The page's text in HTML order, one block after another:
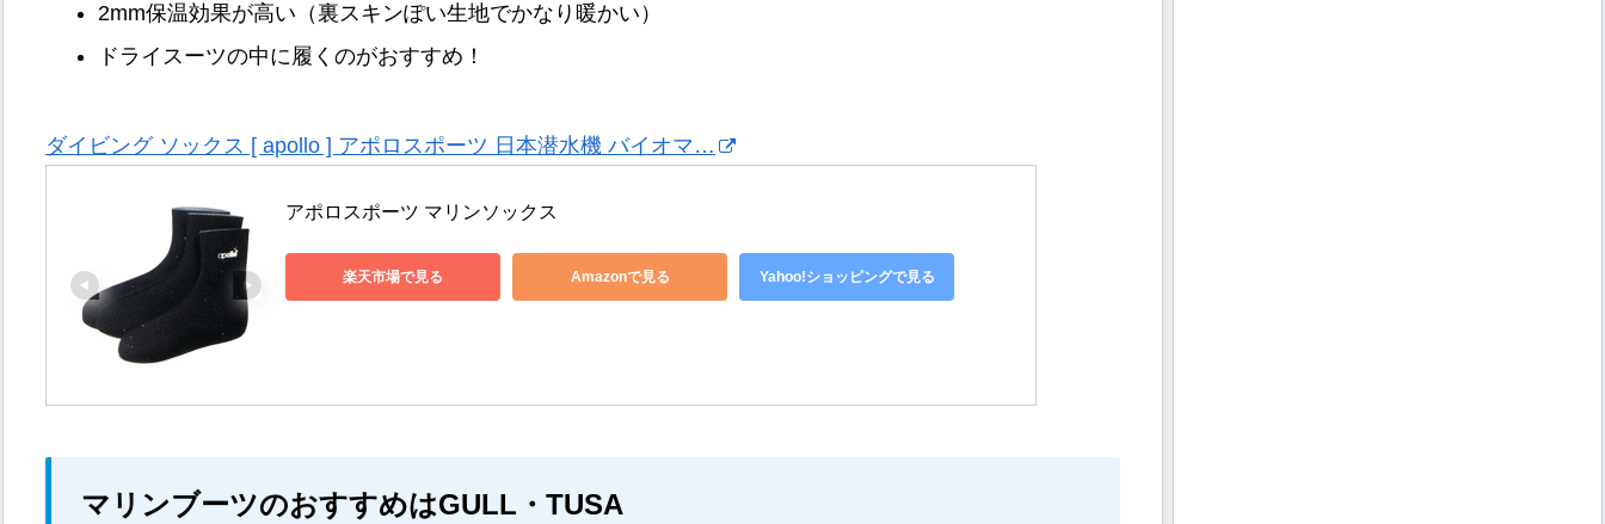
2mm保温効果が高い（裏スキンぽい生地でかなり暖かい）
ドライスーツの中に履くのがおすすめ！
ダイビング ソックス [ apollo ] アポロスポーツ 日本潜水機 バイオマ…
アポロスポーツ マリンソックス
楽天市場で見る Amazonで見る Yahoo!ショッピングで見る
マリンブーツのおすすめはGULL・TUSA